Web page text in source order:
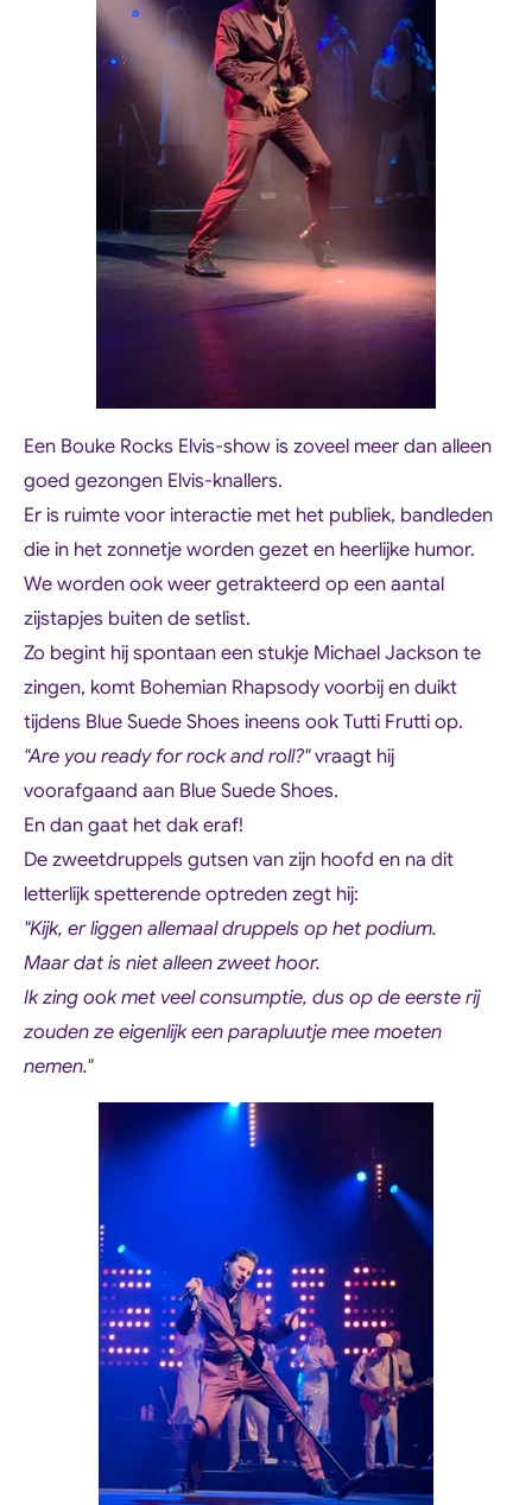
Een Bouke Rocks Elvis-show is zoveel meer dan alleen
goed gezongen Elvis-knallers.
Er is ruimte voor interactie met het publiek, bandleden
die in het zonnetje worden gezet en heerlijke humor.
We worden ook weer getrakteerd op een aantal
zijstapjes buiten de setlist.
Zo begint hij spontaan een stukje Michael Jackson te
zingen, komt Bohemian Rhapsody voorbij en duikt
tijdens Blue Suede Shoes ineens ook Tutti Frutti op.
"Are you ready for rock and roll?"vraagt hij
voorafgaand aan Blue Suede Shoes.
En dan gaat het dak eraf!
De zweetdruppels gutsen van zijn hoofd en na dit
letterlijk spetterende optreden zegt hij:
"Kijk, er liggen allemaal druppels op het podium.
Maar dat is niet alleen zweet hoor.
Ik zing ook met veel consumptie, dus op de eerste rij
zouden ze eigenlijk een parapluutje mee moeten
nemen."